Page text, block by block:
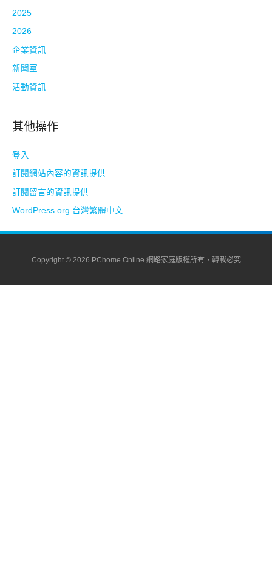
2025
2026
企業資訊
新聞室
活動資訊
其他操作
登入
訂閱網站內容的資訊提供
訂閱留言的資訊提供
WordPress.org 台灣繁體中文
Copyright © 2026 PChome Online 網路家庭版權所有、轉載必究